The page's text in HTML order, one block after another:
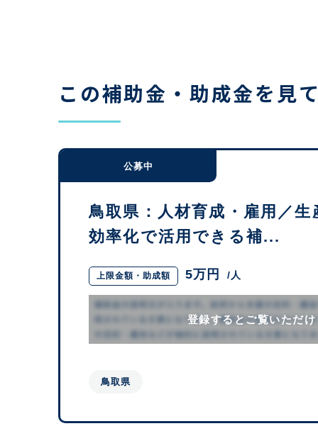
この補助金・助成金を見
公募中
鳥取県：人材育成・雇用／生
効率化で活用できる補...
上限金額・助成額 5万円 /人
登録するとご覧いただ
鳥取県